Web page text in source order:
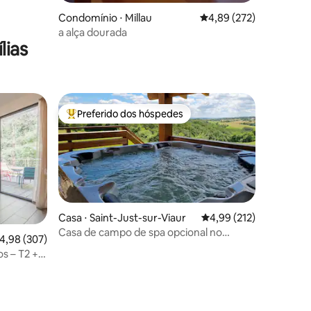
Condomínio ⋅ Millau 4,89 de uma avaliação
4,89 (272)
a alça dourada
hóspedes
de uma avaliação média de 5, 307 avaliações
4,98 (307)
– T2 +
Entre os melhores preferidos dos hóspedes
Preferido dos hóspedes
Casa ⋅ Saint-Just-sur-Viaur 4,99 de uma avaliação
4,99 (212)
Casa de campo de spa opcional no